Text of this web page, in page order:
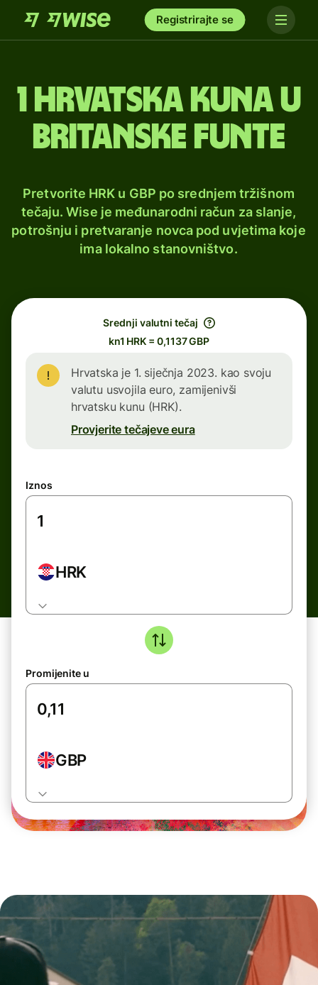
Registrirajte se
1 hrvatska kuna u
britanske funte
Pretvorite HRK u GBP po srednjem tržišnom
tečaju. Wise je međunarodni račun za slanje,
potrošnju i pretvaranje novca pod uvjetima koje
ima lokalno stanovništvo.
Srednji valutni tečaj
kn1 HRK = 0,1137 GBP
Hrvatska je 1. siječnja 2023. kao svoju
valutu usvojila euro, zamijenivši
hrvatsku kunu (HRK).
Provjerite tečajeve eura
Iznos
HRK
Promijenite u
GBP